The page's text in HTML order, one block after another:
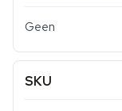
Geen
SKU